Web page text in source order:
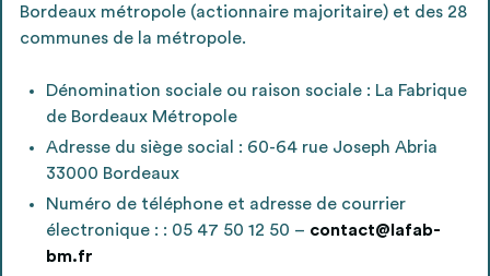
dossiers Ressources de chaque bâtiment
4
d'intérêt pour les matériaux
sélectionnés
Bordeaux métropole (actionnaire majoritaire) et des 28
communes de la métropole.
Dénomination sociale ou raison sociale : La Fabrique
de Bordeaux Métropole
Adresse du siège social : 60-64 rue Joseph Abria
33000 Bordeaux
Numéro de téléphone et adresse de courrier
électronique : : 05 47 50 12 50 – contact@lafab-
bm.fr